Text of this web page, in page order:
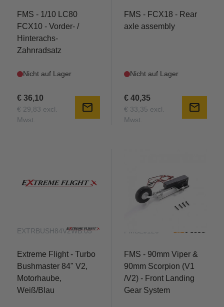
FMS - 1/10 LC80
FCX10 - Vorder- /
Hinterachs-
Zahnradsatz
Nicht auf Lager
€ 36,10
€ 29,83 excl.
Mwst.
mail
FMS - FCX18 - Rear
axle assembly
Nicht auf Lager
€ 40,35
€ 33,35 excl.
Mwst.
mail
EXTRBUSH84V2WB.05
Extreme Flight - Turbo
Bushmaster 84" V2,
Motorhaube,
Weiß/Blau
FMSEJ120
FMS - 90mm Viper &
90mm Scorpion (V1
/V2) - Front Landing
Gear System